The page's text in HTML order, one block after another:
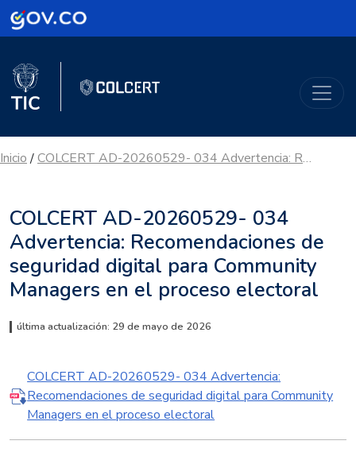
ColCERT
Inicio/ COLCERT AD-20260529- 034 Advertencia: Recomendaciones de seguridad digital para Community Managers en el proceso electoral
COLCERT AD-20260529- 034
Advertencia: Recomendaciones de
seguridad digital para Community
Managers en el proceso electoral
última actualización: 29 de mayo de 2026
COLCERT AD-20260529- 034 Advertencia:
Recomendaciones de seguridad digital para Community
Managers en el proceso electoral